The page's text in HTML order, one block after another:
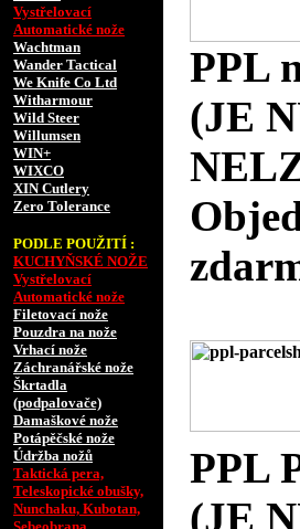
Vystřelovací
Automatické nože
Wachtman
Wander Tactical
We Knife Co Ltd
Witharmour
Wild Steer
Willumsen
WIN+
WIXCO
XIN Cutlery
Zero Tolerance
PODLE POUŽITÍ :
KUCHYŇSKÉ NOŽE
Vystřelovací
Automatické nože
Filetovací nože
Pouzdra na nože
Vrhací nože
Záchranářské nože
Škrtadla
(podpalovače)
Damaškové nože
Potápěčské nože
Údržba nožů
Taktická pera,
Teleskopické obušky,
Nunchaku, Kubotan,
PPL
(JE
PPL
(JE